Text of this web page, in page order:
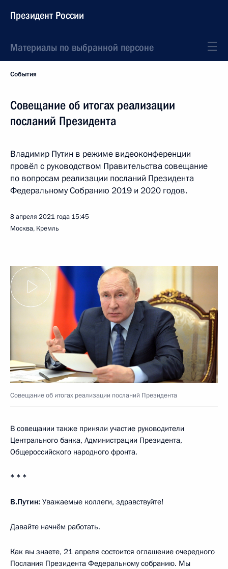
Президент России
Материалы по выбранной персоне
События
Совещание об итогах реализации
посланий Президента
Владимир Путин в режиме видеоконференции
провёл с руководством Правительства совещание
по вопросам реализации посланий Президента
Федеральному Собранию 2019 и 2020 годов.
8 апреля 2021 года 15:45
Москва, Кремль
Совещание об итогах реализации посланий Президента
В совещании также приняли участие руководители
Центрального банка, Администрации Президента,
Общероссийского народного фронта.
* * *
В.Путин: Уважаемые коллеги, здравствуйте!
Давайте начнём работать.
Как вы знаете, 21 апреля состоится оглашение очередного
Послания Президента Федеральному собранию. Мы